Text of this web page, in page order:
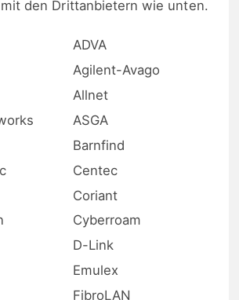
den Drittanbietern wie unten.
ADVA
Agilent-Avago
Allnet
ASGA
Barnfind
Centec
Coriant
Cyberroam
D-Link
Emulex
FibroLAN